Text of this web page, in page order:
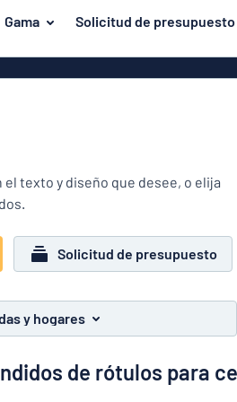
Gama Solicitud de presupuesto
Placas de
Rótulos de
texto y diseño que desee, o elija
Solicitud de presupuesto
y hogares
de rótulos para